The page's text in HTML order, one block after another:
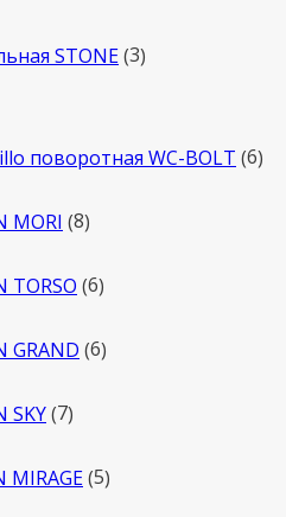
STONE 3товара
поворотная WC-BOLT 66
MORI 88
TORSO 66
GRAND 66
SKY 77
MIRAGE 55